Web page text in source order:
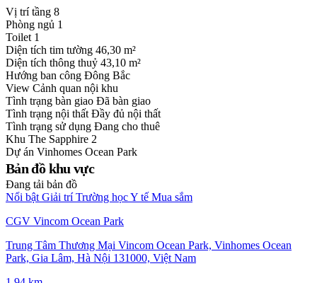
Vị trí tầng 8
Phòng ngủ 1
Toilet 1
Diện tích tim tường 46,30 m²
Diện tích thông thuỷ 43,10 m²
Hướng ban công Đông Bắc
View Cảnh quan nội khu
Tình trạng bàn giao Đã bàn giao
Tình trạng nội thất Đầy đủ nội thất
Tình trạng sử dụng Đang cho thuê
Khu The Sapphire 2
Dự án Vinhomes Ocean Park
Bản đồ khu vực
Đang tải bản đồ
Nổi bật Giải trí Trường họcY tế Mua sắm
CGV Vincom Ocean Park
Trung Tâm Thương Mại Vincom Ocean Park, Vinhomes Ocean
Park, Gia Lâm, Hà Nội 131000, Việt Nam